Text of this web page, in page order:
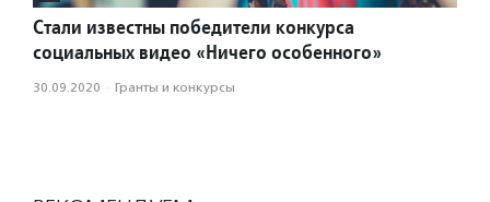
Стали известны победители конкурса
социальных видео «Ничего особенного»
30.09.2020 · Гранты и конкурсы